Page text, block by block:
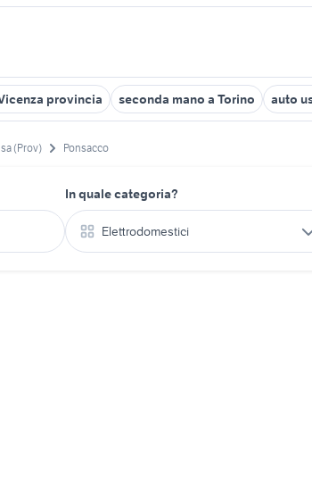
provincia seconda mano a Torino auto
(Prov) Ponsacco
In quale categoria?
Elettrodomestici